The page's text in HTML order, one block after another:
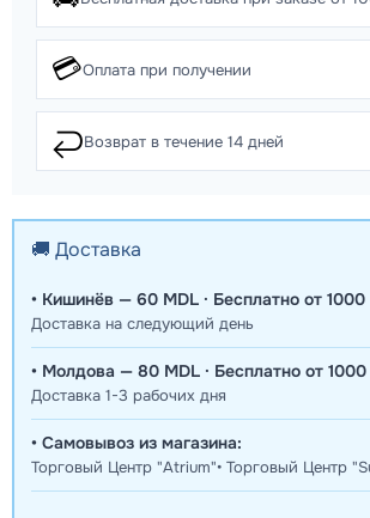
💳Оплата при получении
↩️Возврат в течение 14 дней
🚚 Доставка
• Кишинёв — 60 MDL · Бесплатно от 1000
Доставка на следующий день
• Молдова — 80 MDL · Бесплатно от 1000
Доставка 1-3 рабочих дня
• Самовывоз из магазина:
Торговый Центр "Atrium"• Торговый Центр